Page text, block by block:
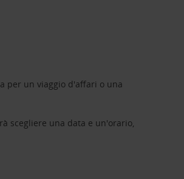
per un viaggio d'affari o una
scegliere una data e un'orario,